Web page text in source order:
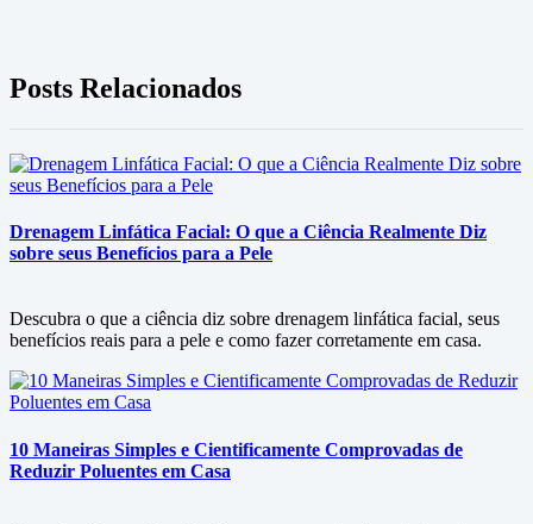
Posts Relacionados
Drenagem Linfática Facial: O que a Ciência Realmente Diz
sobre seus Benefícios para a Pele
Descubra o que a ciência diz sobre drenagem linfática facial, seus
benefícios reais para a pele e como fazer corretamente em casa.
10 Maneiras Simples e Cientificamente Comprovadas de
Reduzir Poluentes em Casa